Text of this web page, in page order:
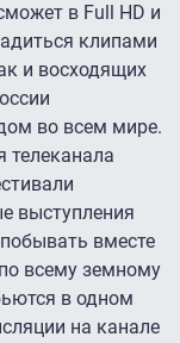
в Full HD и
клипами
и восходящих
во всем мире.
телеканала
выступления
вместе
всему земному
в одном
на канале